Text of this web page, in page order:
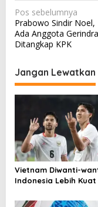
N
a
v
g
a
p
o
s
Pos sebelumnya
Prabowo Sindir Noel,
Ada Anggota Gerindra
Ditangkap KPK
Jangan Lewatkan
Vietnam Diwanti-
Indonesia Lebih